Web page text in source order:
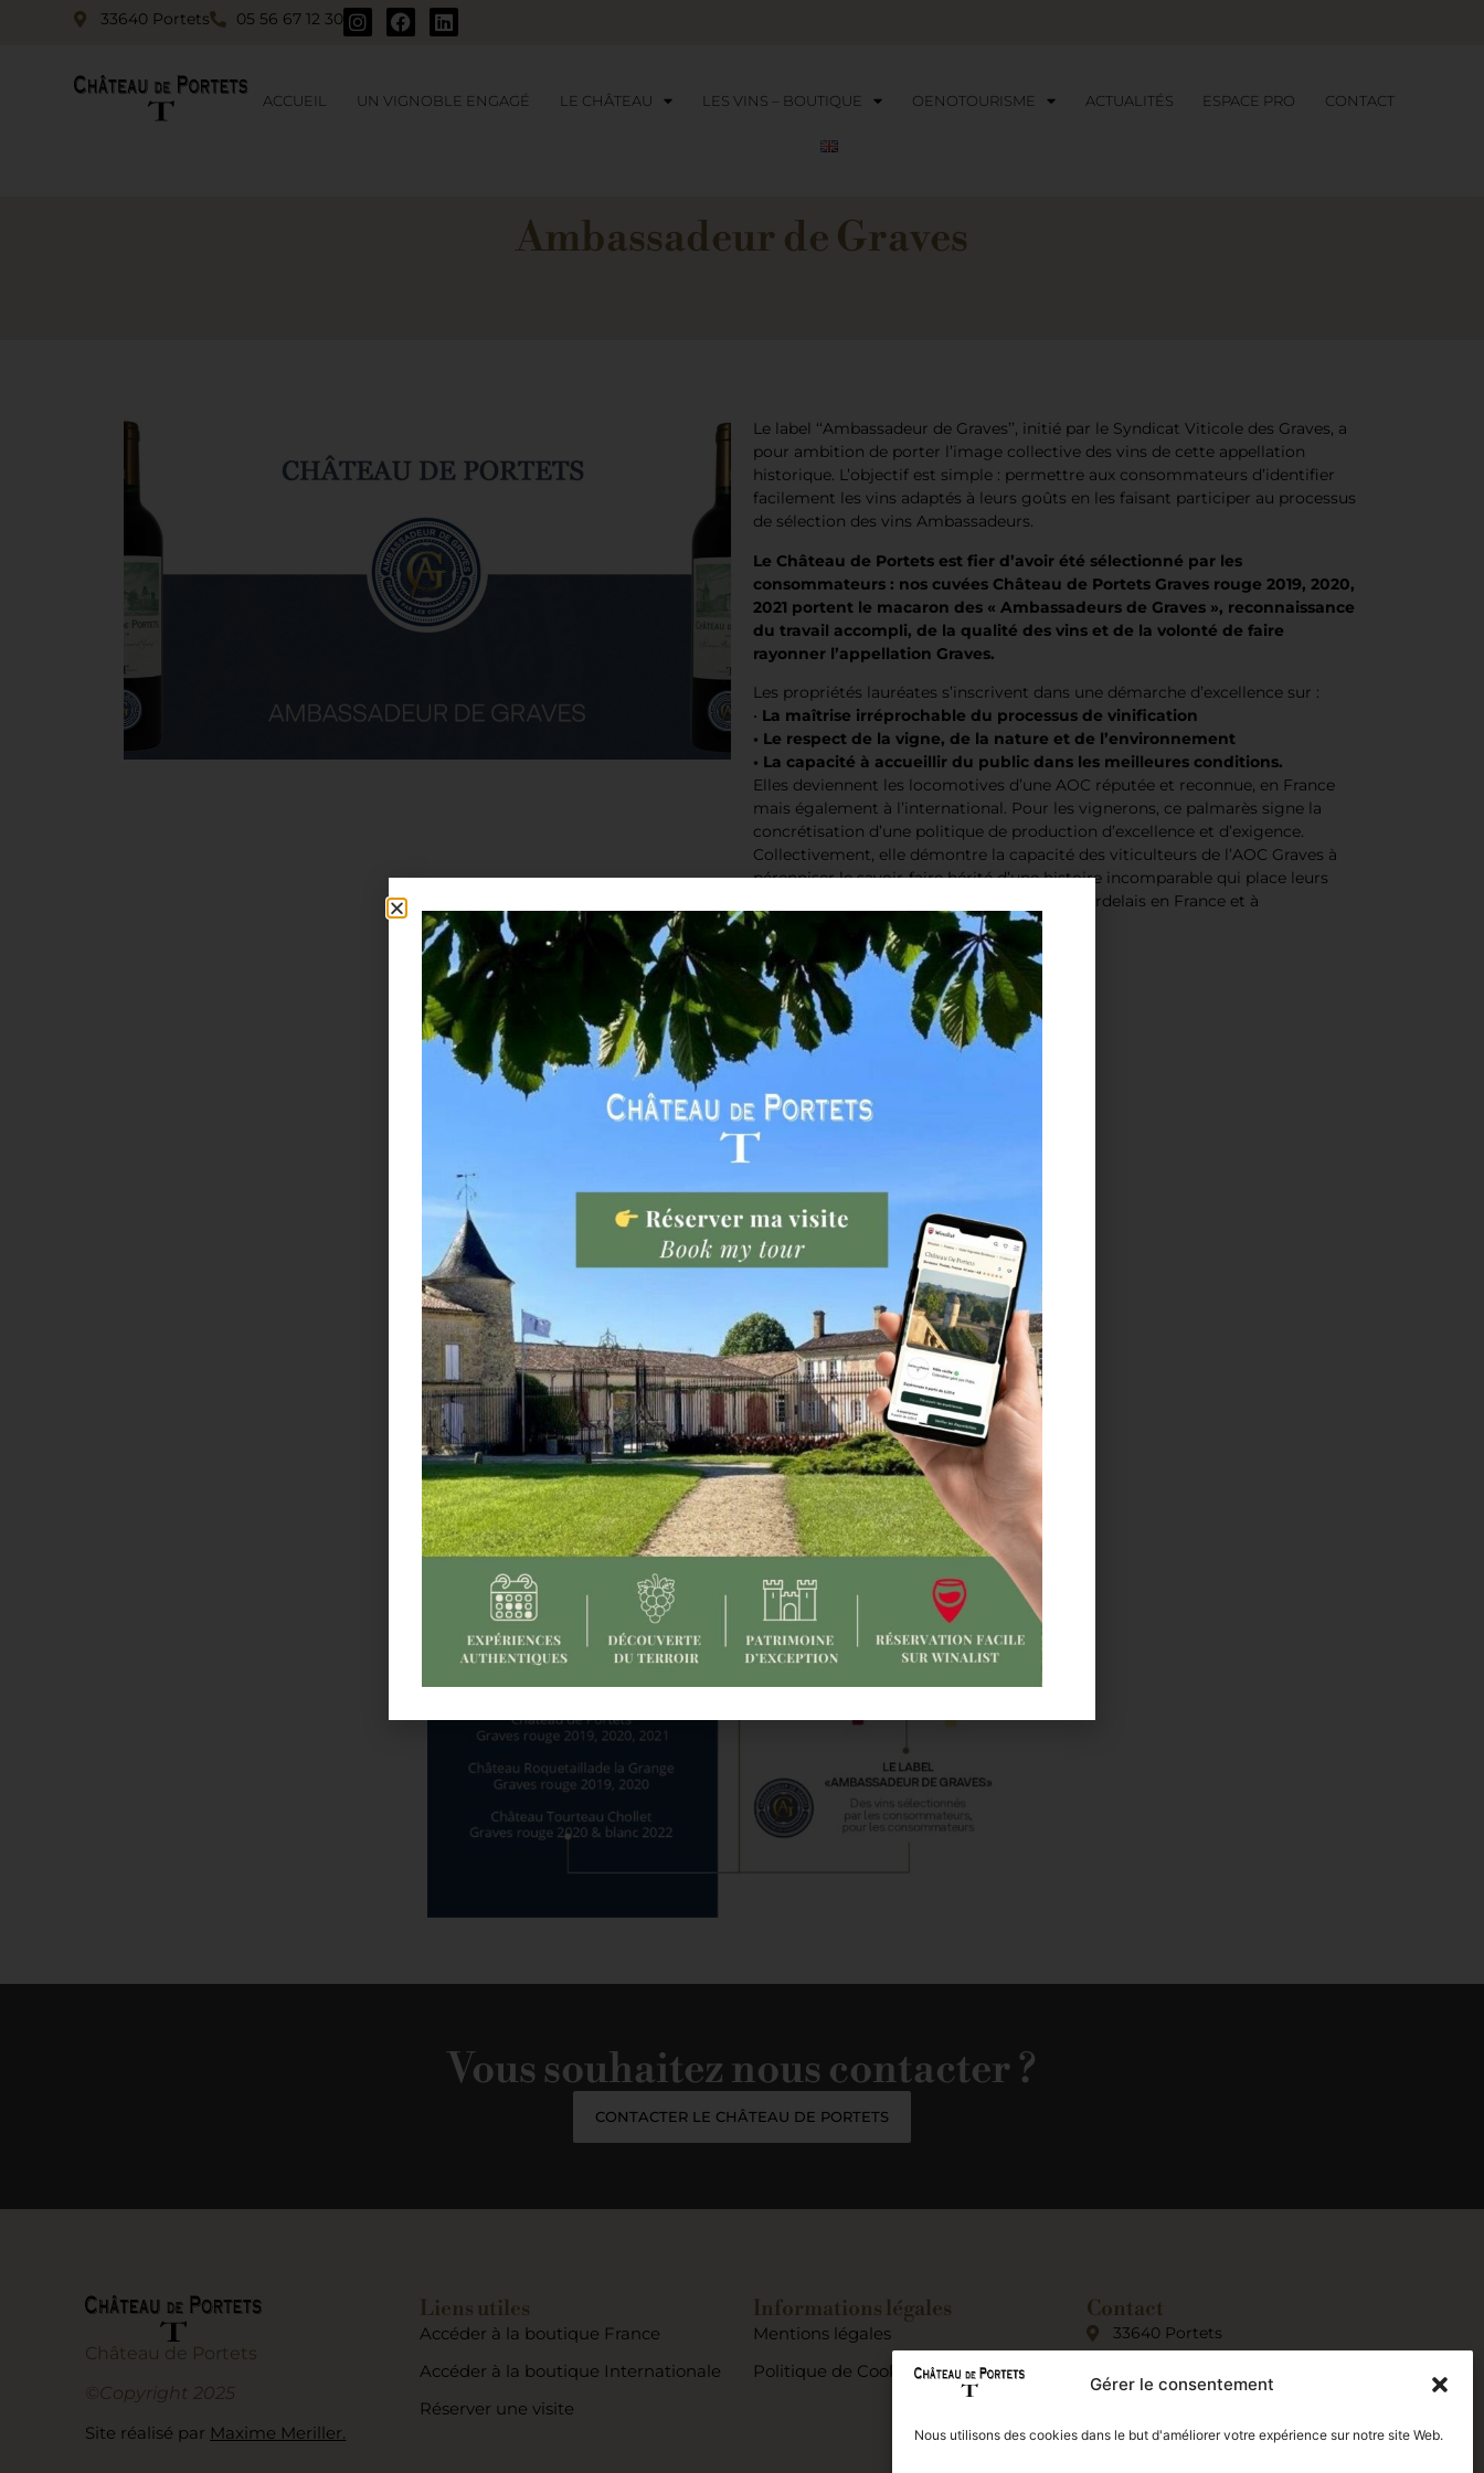
Gérer le consentement
Nous utilisons des cookies dans le but d'améliorer votre expérience sur notre site Web.
33640 Portets 05 56 67 12 30
ACCUEIL UN VIGNOBLE ENGAGÉ LE CHÂTEAU LES VINS – BOUTIQUE OENOTOURISME ACTUALITÉS ESPACE PRO CONTACT
Ambassadeur de Graves
Le label ‘‘Ambassadeur de Graves’’, initié par le Syndicat Viticole des Graves, a
pour ambition de porter l’image collective des vins de cette appellation
historique. L’objectif est simple : permettre aux consommateurs d’identifier
facilement les vins adaptés à leurs goûts en les faisant participer au processus
de sélection des vins Ambassadeurs.
Le Château de Portets est fier d’avoir été sélectionné par les
consommateurs : nos cuvées Château de Portets Graves rouge 2019, 2020,
2021 portent le macaron des « Ambassadeurs de Graves », reconnaissance
du travail accompli, de la qualité des vins et de la volonté de faire
rayonner l’appellation Graves.
Les propriétés lauréates s’inscrivent dans une démarche d’excellence sur :
• La maîtrise irréprochable du processus de vinification
• Le respect de la vigne, de la nature et de l’environnement
• La capacité à accueillir du public dans les meilleures conditions.
Elles deviennent les locomotives d’une AOC réputée et reconnue, en France
mais également à l’international. Pour les vignerons, ce palmarès signe la
concrétisation d’une politique de production d’excellence et d’exigence.
Collectivement, elle démontre la capacité des viticulteurs de l’AOC Graves à
pérenniser le savoir-faire hérité d’une histoire incomparable qui place leurs
vins parmi les plus appréciés du vignoble bordelais en France et à
l’international.
Vous souhaitez nous contacter ?
CONTACTER LE CHÂTEAU DE PORTETS
Château de Portets
©Copyright 2025
Site réalisé par Maxime Meriller.
Liens utiles
Accéder à la boutique France
Accéder à la boutique Internationale
Réserver une visite
Informations légales
Mentions légales
Politique de Cookies (UE)
Contact
33640 Portets
Pour plus d’informations,